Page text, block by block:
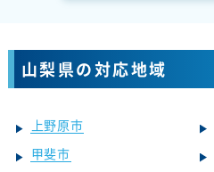
山梨県の対応地域
上野原市
甲斐市